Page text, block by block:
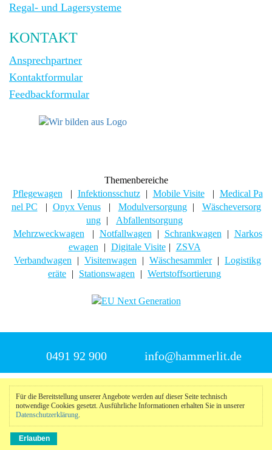
Regal- und Lagersysteme
KONTAKT
Ansprechpartner
Kontaktformular
Feedbackformular
Themenbereiche
Pflegewagen
| Infektionsschutz | Mobile Visite | Medical Pa
nel PC
| Onyx Venus | Modulversorgung |
Wäscheversorg
ung |
Abfallentsorgung
Mehrzweckwagen
| Notfallwagen | Schrankwagen | Narkos
ewagen
| Digitale Visite |
ZSVA
Verbandwagen
| Visitenwagen | Wäschesammler | Logistikg
eräte | Stationswagen | Wertstoffsortierung
0491 92 900 info@hammerlit.de
© 2025 Hammerlit
Impressum|Datenschutzerklärung|Meldeportal
nach
Für die Bereitstellung unserer Angebote werden auf dieser Seite technisch
notwendige Cookies gesetzt. Ausführliche Informationen erhalten Sie in unserer
Datenschutzerklärung.
Erlauben